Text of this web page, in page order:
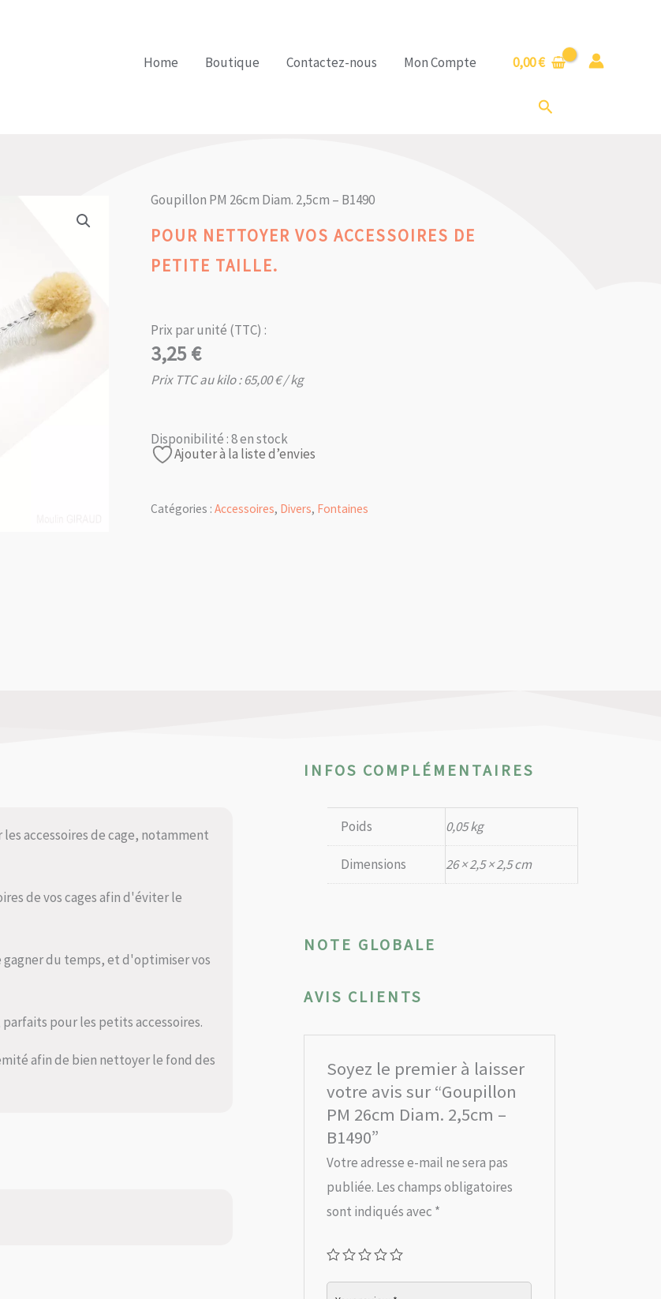
Home Boutique Contactez-nous Mon Compte 0,00€
Rechercher
Goupillon PM 26cm Diam. 2,5cm – B1490
POUR NETTOYER VOS ACCESSOIRES DE
PETITE TAILLE.
Prix par unité (TTC) :
3,25€
Prix TTC au kilo :65,00€/ kg
Disponibilité :8 en stock
Ajouter à la liste d’envies
Catégories :Accessoires, Divers, Fontaines
accessoires de cage, notamment
de vos cages afin d'éviter le
du temps, et d'optimiser vos
pour les petits accessoires.
afin de bien nettoyer le fond des
INFOS COMPLÉMENTAIRES
Poids 0,05 kg
Dimensions 26 × 2,5 × 2,5 cm
NOTE GLOBALE
AVIS CLIENTS
Soyez le premier à laisser
votre avis sur “Goupillon
PM 26cm Diam. 2,5cm –
B1490”
Votre adresse e-mail ne sera pas
publiée. Les champs obligatoires
sont indiqués avec *